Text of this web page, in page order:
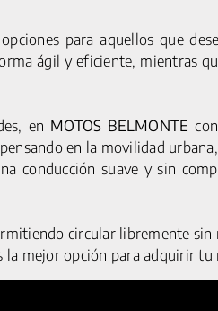
para aquellos que
ágil y eficiente, mientras
en MOTOS BELMONTE
en la movilidad
conducción suave y sin
circular libremente
la mejor opción para adquirir
SERVICIOS
ACCESORIOS